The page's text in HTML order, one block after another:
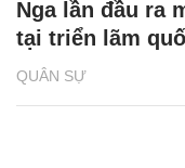
QUÂN SỰ
Nga lần đầu ra
tại triển lãm